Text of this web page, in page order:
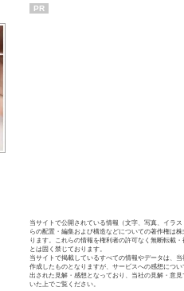
PR
当サイトで公開されている情報（文字、写真、イラ
らの配置・編集および構造などについての著作権は
ります。これらの情報を権利者の許可なく無断転載
とは固く禁じております。
当サイトで掲載しているすべての情報やデータは、
作成したものとなりますが、サービスへの感想につ
出された見解・感想となっており、当社の見解・意
いた上でご覧ください。